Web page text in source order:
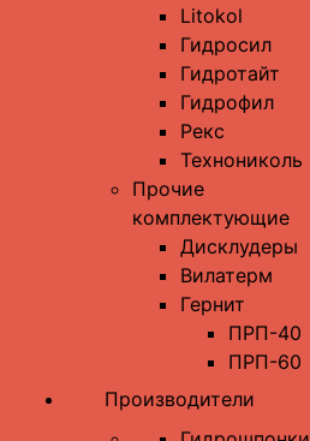
Litokol
Гидросил
Гидротайт
Гидрофил
Рекс
Технониколь
Прочие
комплектующие
Дисклудеры
Вилатерм
Гернит
ПРП-40
ПРП-60
Производители